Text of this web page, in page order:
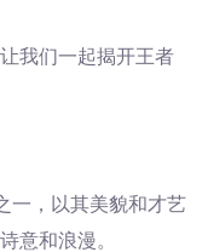
我们一起揭开王者
一，以其美貌和才艺
意和浪漫。